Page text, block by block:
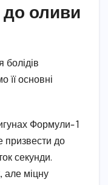
оливи
болідів
її основні
Формули-1
призвести до
секунди.
але міцну